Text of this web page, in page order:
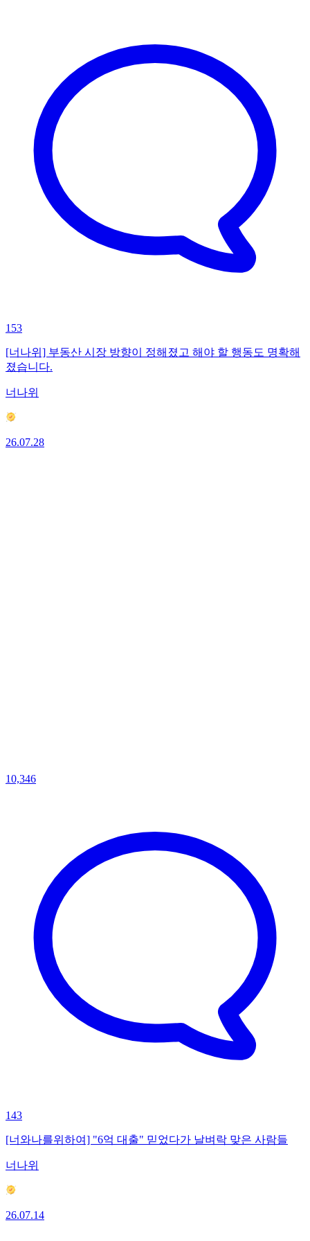
153
[너나위] 부동산 시장 방향이 정해졌고 해야 할 행동도 명확해
졌습니다.
너나위
26.07.28
10,346
143
[너와나를위하여] "6억 대출" 믿었다가 날벼락 맞은 사람들
너나위
26.07.14